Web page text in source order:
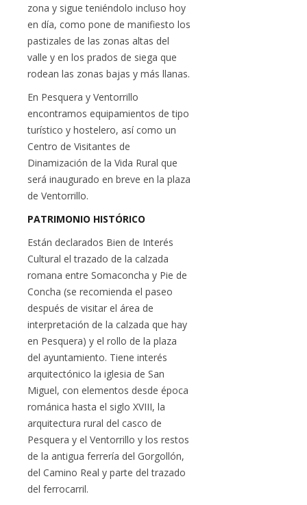
zona y sigue teniéndolo incluso hoy
en día, como pone de manifiesto los
pastizales de las zonas altas del
valle y en los prados de siega que
rodean las zonas bajas y más llanas.
En Pesquera y Ventorrillo
encontramos equipamientos de tipo
turístico y hostelero, así como un
Centro de Visitantes de
Dinamización de la Vida Rural que
será inaugurado en breve en la plaza
de Ventorrillo.
PATRIMONIO HISTÓRICO
Están declarados Bien de Interés
Cultural el trazado de la calzada
romana entre Somaconcha y Pie de
Concha (se recomienda el paseo
después de visitar el área de
interpretación de la calzada que hay
en Pesquera) y el rollo de la plaza
del ayuntamiento. Tiene interés
arquitectónico la iglesia de San
Miguel, con elementos desde época
románica hasta el siglo XVIII, la
arquitectura rural del casco de
Pesquera y el Ventorrillo y los restos
de la antigua ferrería del Gorgollón,
del Camino Real y parte del trazado
del ferrocarril.